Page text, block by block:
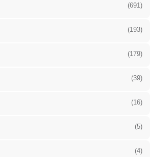
(691)
(193)
(179)
(39)
(16)
(5)
(4)